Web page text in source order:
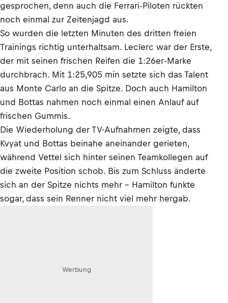
gesprochen, denn auch die Ferrari-Piloten rückten
noch einmal zur Zeitenjagd aus.
So wurden die letzten Minuten des dritten freien
Trainings richtig unterhaltsam. Leclerc war der Erste,
der mit seinen frischen Reifen die 1:26er-Marke
durchbrach. Mit 1:25,905 min setzte sich das Talent
aus Monte Carlo an die Spitze. Doch auch Hamilton
und Bottas nahmen noch einmal einen Anlauf auf
frischen Gummis.
Die Wiederholung der TV-Aufnahmen zeigte, dass
Kvyat und Bottas beinahe aneinander gerieten,
während Vettel sich hinter seinen Teamkollegen auf
die zweite Position schob. Bis zum Schluss änderte
sich an der Spitze nichts mehr – Hamilton funkte
sogar, dass sein Renner nicht viel mehr hergab.
Werbung